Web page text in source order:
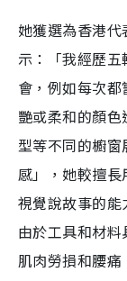
她獲選為香港
示：「我經歷
會，例如每次
艷或柔和的顏
型等不同的櫥
感」，她較擅
視覺說故事的能
由於工具和材
肌肉勞損和腰